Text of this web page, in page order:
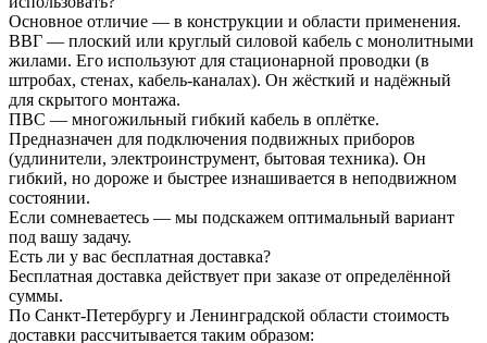
Основное отличие — в конструкции и области применения.
ВВГ — плоский или круглый силовой кабель с монолитными
жилами. Его используют для стационарной проводки (в
штробах, стенах, кабель-каналах). Он жёсткий и надёжный
для скрытого монтажа.
ПВС — многожильный гибкий кабель в оплётке.
Предназначен для подключения подвижных приборов
(удлинители, электроинструмент, бытовая техника). Он
гибкий, но дороже и быстрее изнашивается в неподвижном
состоянии.
Если сомневаетесь — мы подскажем оптимальный вариант
под вашу задачу.
Есть ли у вас бесплатная доставка?
Бесплатная доставка действует при заказе от определённой
суммы.
По Санкт-Петербургу и Ленинградской области стоимость
доставки рассчитывается таким образом: